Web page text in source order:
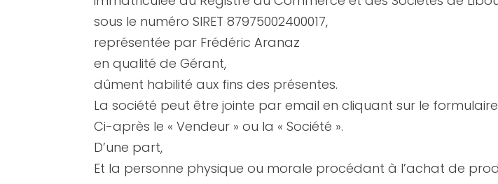
sous le numéro SIRET 87975002400017,
représentée par Frédéric Aranaz
en qualité de Gérant,
dûment habilité aux fins des présentes.
La société peut être jointe par email en cliquant sur le
Ci-après le « Vendeur » ou la « Société ».
D’une part,
Et la personne physique ou morale procédant à l’achat de